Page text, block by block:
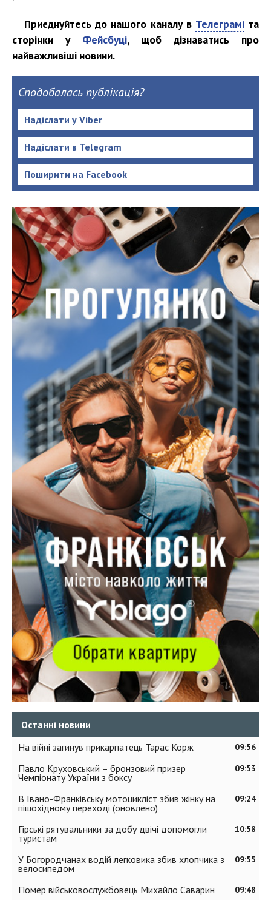
Приєднуйтесь до нашого каналу в Телеграміта
сторінки у Фейсбуці, щоб дізнаватись про
найважливіші новини.
Сподобалась публікація?
Надіслати у Viber
Надіслати в Telegram
Поширити на Facebook
Останні новини
09:56
На війні загинув прикарпатець Тарас Корж
09:53
Павло Круховський – бронзовий призер
Чемпіонату України з боксу
09:24
В Івано-Франківську мотоцикліст збив жінку на
пішохідному переході (оновлено)
10:58
Гірські рятувальники за добу двічі допомогли
туристам
09:55
У Богородчанах водій легковика збив хлопчика з
велосипедом
09:48
Помер військовослужбовець Михайло Саварин